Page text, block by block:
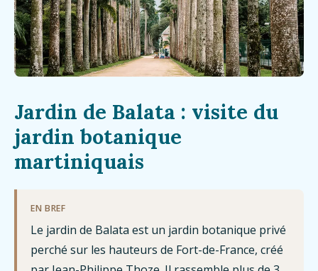
Jardin de Balata : visite du
jardin botanique
martiniquais
EN BREF
Le jardin de Balata est un jardin botanique privé
perché sur les hauteurs de Fort-de-France, créé